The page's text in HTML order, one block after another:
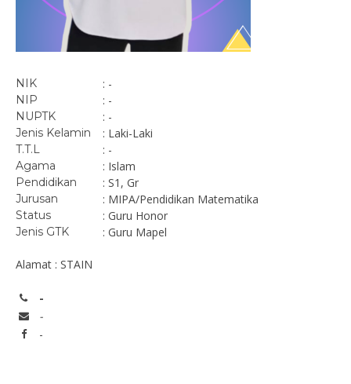
NIK : -
NIP : -
NUPTK : -
Jenis Kelamin : Laki-Laki
T.T.L : -
Agama : Islam
Pendidikan : S1, Gr
Jurusan : MIPA/Pendidikan Matematika
Status : Guru Honor
Jenis GTK : Guru Mapel
Alamat : STAIN
-
-
-